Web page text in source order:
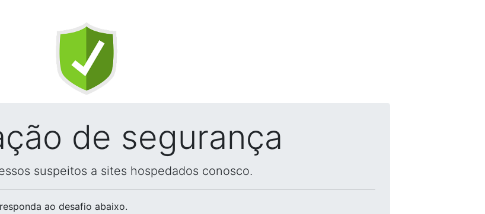
de segurança
suspeitos a sites hospedados conosco.
ao desafio abaixo.